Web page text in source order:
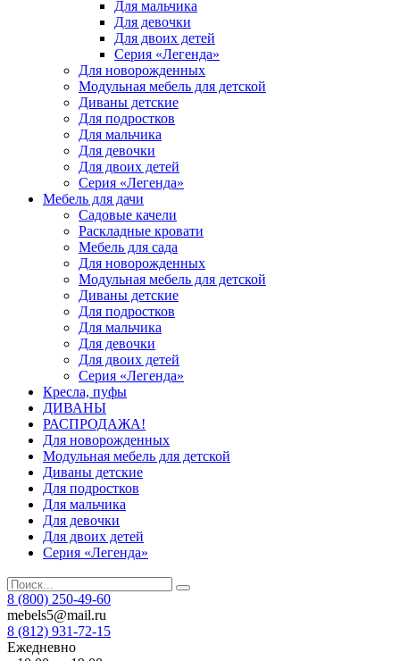
Для мальчика
Для девочки
Для двоих детей
Серия «Легенда»
Для новорожденных
Модульная мебель для детской
Диваны детские
Для подростков
Для мальчика
Для девочки
Для двоих детей
Серия «Легенда»
Мебель для дачи
Садовые качели
Раскладные кровати
Мебель для сада
Для новорожденных
Модульная мебель для детской
Диваны детские
Для подростков
Для мальчика
Для девочки
Для двоих детей
Серия «Легенда»
Кресла, пуфы
ДИВАНЫ
РАСПРОДАЖА!
Для новорожденных
Модульная мебель для детской
Диваны детские
Для подростков
Для мальчика
Для девочки
Для двоих детей
Серия «Легенда»
8 (800) 250-49-60
mebels5@mail.ru
8 (812) 931-72-15
Ежедневно